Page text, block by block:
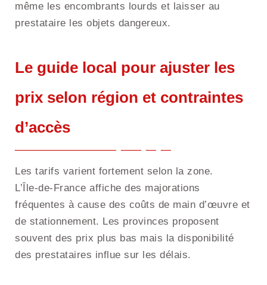
même les encombrants lourds et laisser au
prestataire les objets dangereux.
Le guide local pour ajuster les
prix selon région et contraintes
d’accès
Les tarifs varient fortement selon la zone.
L’Île‑de‑France affiche des majorations
fréquentes à cause des coûts de main d’œuvre et
de stationnement. Les provinces proposent
souvent des prix plus bas mais la disponibilité
des prestataires influe sur les délais.